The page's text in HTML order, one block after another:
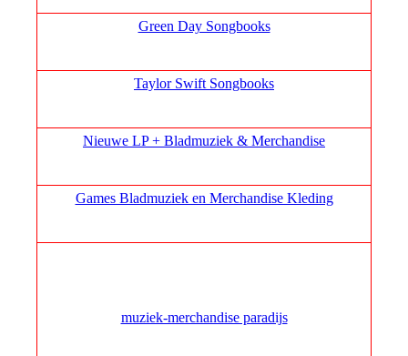
Green Day Songbooks
Taylor Swift Songbooks
Nieuwe LP + Bladmuziek & Merchandise
Games Bladmuziek en Merchandise Kleding
muziek‑merchandise paradijs